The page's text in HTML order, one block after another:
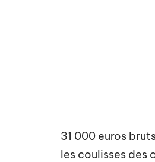
31 000 euros
les coulisses des